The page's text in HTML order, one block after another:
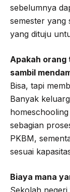
sebelumnya
semester yang
yang dituju
Apakah orang
sambil
Bisa, tapi
Banyak
sebagian
PKBM,
sesuai
Biaya mana
Sekolah